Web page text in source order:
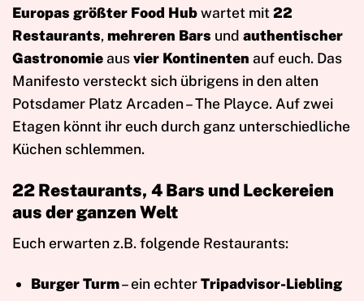
Europas größter Food Hubwartet mit22
Restaurants,mehreren Bars und authentischer
Gastronomieausvier Kontinenten auf euch. Das
Manifesto versteckt sich übrigens in den alten
Potsdamer Platz Arcaden – The Playce. Auf zwei
Etagen könnt ihr euch durch ganz unterschiedliche
Küchen schlemmen.
22 Restaurants, 4 Bars und Leckereien
aus der ganzen Welt
Euch erwarten z.B. folgende Restaurants:
Burger Turm– ein echterTripadvisor-Liebling